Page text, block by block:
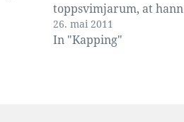
og
toppsvimjarum, at hann
misti talið hina ferð í
2001, tá ið hann við
26. mai 2011
In "Kapping"